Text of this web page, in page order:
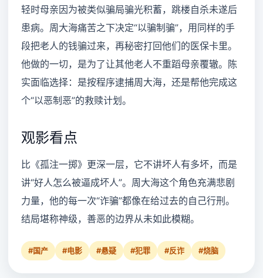
轻时母亲因为被类似骗局骗光积蓄，跳楼自杀未遂后
患病。周大海痛苦之下决定“以骗制骗”，用同样的手
段把老人的钱骗过来，再秘密打回他们的医保卡里。
他做的一切，是为了让其他老人不重蹈母亲覆辙。陈
实面临选择：是按程序逮捕周大海，还是帮他完成这
个“以恶制恶”的救赎计划。
观影看点
比《孤注一掷》更深一层，它不讲坏人有多坏，而是
讲“好人怎么被逼成坏人”。周大海这个角色充满悲剧
力量，他的每一次“诈骗”都像在给过去的自己行刑。
结局堪称神级，善恶的边界从未如此模糊。
#国产 #电影 #悬疑 #犯罪 #反诈 #烧脑